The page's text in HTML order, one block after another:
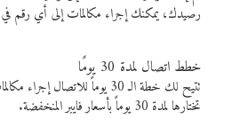
رصيدك، يمكنك إجراء مكالمات إلى أي رقم في
خطط اتصال لمدة 30 يومًا
تتيح لك خطة الـ 30 يوماً للاتصال
تختارها لمدة 30 يوماً بأسعار فايبر المنخفضة.